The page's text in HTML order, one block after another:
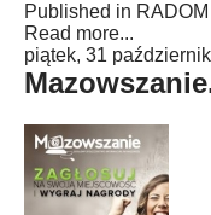
Published in RADOM
Read more...
piątek, 31